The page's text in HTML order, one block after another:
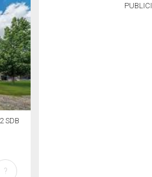
SDB
?